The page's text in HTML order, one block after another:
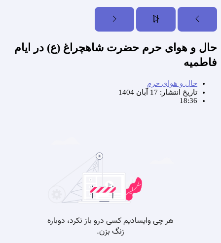
حال و هوای حرم حضرت شاهچراغ (ع)‌ در ایام
فاطمیه
حال و هوای حرم
تاریخ انتشار: 17 آبان 1404
18:36